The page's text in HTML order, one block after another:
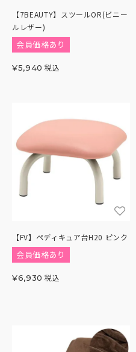
【7BEAUTY】スツールOR(ビニー
ルレザー)
会員価格あり
¥5,940 税込
【FV】ペディキュア台H20 ピンク
会員価格あり
¥6,930 税込